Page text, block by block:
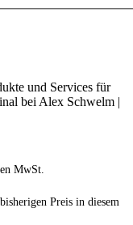
und Services für
bei Alex Schwelm |
MwSt.
Preis in diesem